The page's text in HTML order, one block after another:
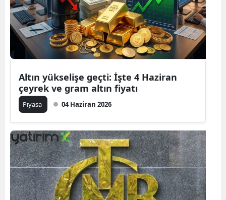
Altın yükselişe geçti: İşte 4 Haziran
çeyrek ve gram altın fiyatı
Piyasa 04 Haziran 2026